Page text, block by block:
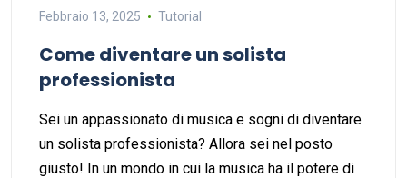
Febbraio 13, 2025 Tutorial
Come diventare un solista
professionista
Sei un appassionato di musica e sogni di diventare
un solista professionista? Allora sei nel posto
giusto! In un mondo in cui la musica ha il potere di